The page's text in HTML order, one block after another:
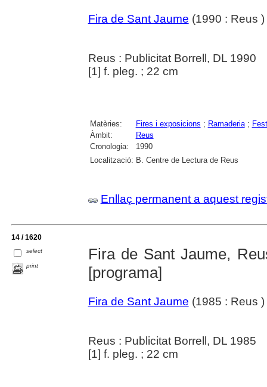
Fira de Sant Jaume (1990 : Reus )
Reus : Publicitat Borrell, DL 1990
[1] f. pleg. ; 22 cm
Matèries: Fires i exposicions ; Ramaderia;
Àmbit:
Reus
Cronologia:
1990
Localització: B. Centre de Lectura de Reus
Enllaç permanent a aquest
14 / 1620
select
print
Fira de Sant Jaume,
[programa]
Fira de Sant Jaume (1985 : Reus )
Reus : Publicitat Borrell, DL 1985
[1] f. pleg. ; 22 cm